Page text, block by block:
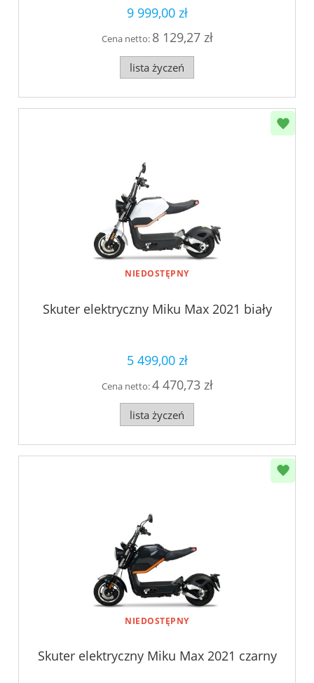
9 999,00 zł
Cena netto: 8 129,27 zł
lista życzeń
NIEDOSTĘPNY
Skuter elektryczny Miku Max 2021 biały
5 499,00 zł
Cena netto:4 470,73 zł
lista życzeń
NIEDOSTĘPNY
Skuter elektryczny Miku Max 2021 czarny